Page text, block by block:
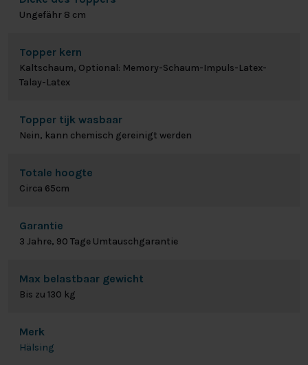
Ungefähr 8 cm
Topper kern
Kaltschaum, Optional: Memory-Schaum-Impuls-Latex-
Talay-Latex
Topper tijk wasbaar
Nein, kann chemisch gereinigt werden
Totale hoogte
Circa 65cm
Garantie
3 Jahre, 90 Tage Umtauschgarantie
Max belastbaar gewicht
Bis zu 130 kg
Merk
Hälsing